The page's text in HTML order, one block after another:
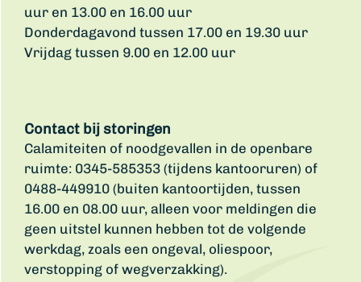
uur en 13.00 en 16.00 uur
Donderdagavond tussen 17.00 en 19.30 uur
Vrijdag tussen 9.00 en 12.00 uur
Contact bij storingen
Calamiteiten of noodgevallen in de openbare
ruimte: 0345-585353 (tijdens kantooruren) of
0488-449910 (buiten kantoortijden, tussen
16.00 en 08.00 uur, alleen voor meldingen die
geen uitstel kunnen hebben tot de volgende
werkdag, zoals een ongeval, oliespoor,
verstopping of wegverzakking).